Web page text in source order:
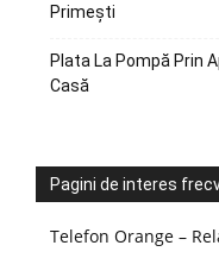
Primești
Plata La Pompă Prin
Casă
Pagini de interes
Telefon Orange –